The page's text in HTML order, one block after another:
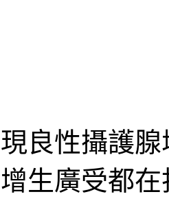
良性攝護腺
生廣受都